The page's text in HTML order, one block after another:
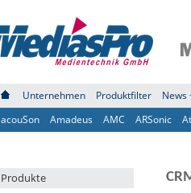
Unternehmen Produktfilter
News
acouSon
Amadeus AMC ARSonic
Produkte